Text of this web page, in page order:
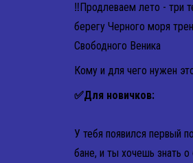
‼Продлеваем лето - три
берегу Черного моря
Свободного Веника
Кому и для чего нужен
✅Для новичков:
У тебя появился первый
бане, и ты хочешь знать о